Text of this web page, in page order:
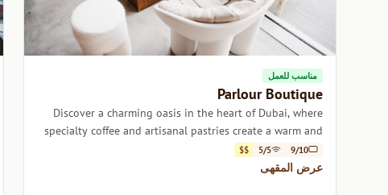
مناسب للعمل
Parlour Boutique
Discover a charming oasis in the heart of Dubai, where
specialty coffee and artisanal pastries create a warm and
inviting atmosphere.
9/10
5/5
$$
عرض المقهى